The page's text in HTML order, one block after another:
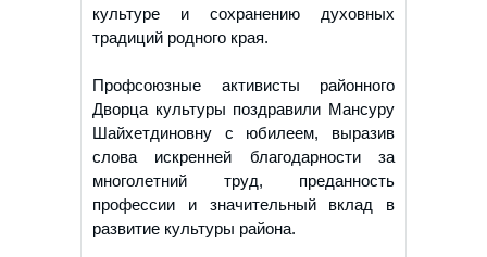
культуре и сохранению духовных
традиций родного края.
Профсоюзные активисты районного
Дворца культуры поздравили Мансуру
Шайхетдиновну с юбилеем, выразив
слова искренней благодарности за
многолетний труд, преданность
профессии и значительный вклад в
развитие культуры района.